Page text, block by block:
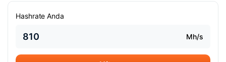
Hashrate Anda
Mh/s